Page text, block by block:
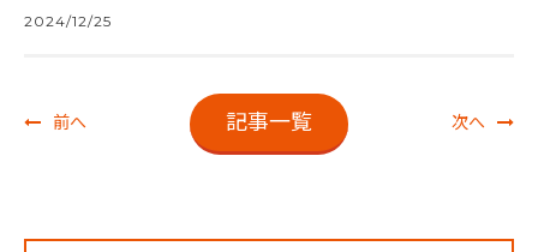
2024/12/25
前へ 記事一覧 次へ